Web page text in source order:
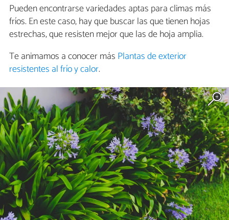
Pueden encontrarse variedades aptas para climas más
fríos. En este caso, hay que buscar las que tienen hojas
estrechas, que resisten mejor que las de hoja amplia.
Te animamos a conocer más Plantas de exterior
resistentes al frío y calor.